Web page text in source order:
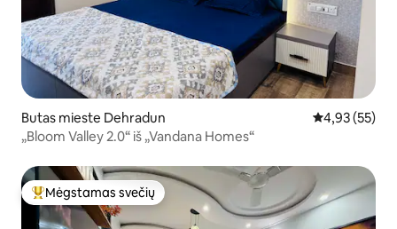
Butas mieste Dehradun Vidutinis
4,93 (55)
„Bloom Valley 2.0“ iš „Vandana Homes“
Svečių mėgstamiausias
Mėgstamas svečių